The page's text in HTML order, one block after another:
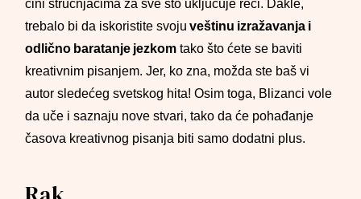
čini stručnjacima za sve što uključuje reči. Dakle,
trebalo bi da iskoristite svoju veštinu izražavanja i
odlično baratanje jezkom tako što ćete se baviti
kreativnim pisanjem. Jer, ko zna, možda ste baš vi
autor sledećeg svetskog hita! Osim toga, Blizanci vole
da uče i saznaju nove stvari, tako da će pohađanje
časova kreativnog pisanja biti samo dodatni plus.